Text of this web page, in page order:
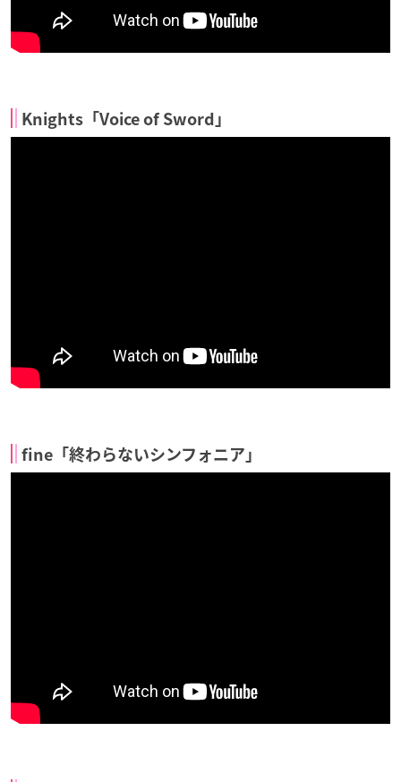
Knights「Voice of Sword」
fine「終わらないシンフォニア」